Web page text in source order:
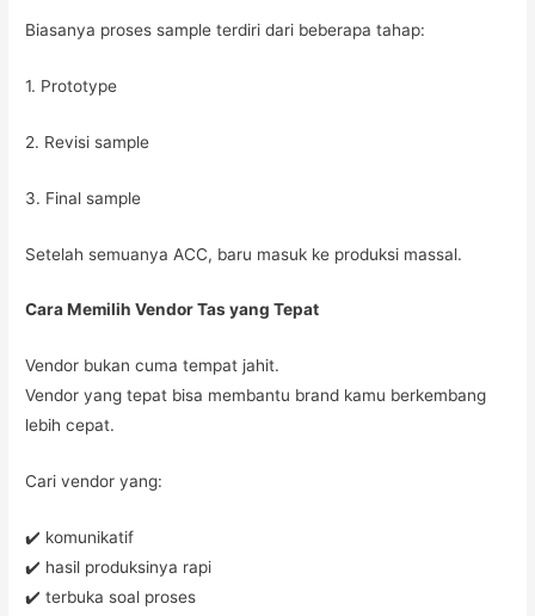
Biasanya proses sample terdiri dari beberapa tahap:
1. Prototype
2. Revisi sample
3. Final sample
Setelah semuanya ACC, baru masuk ke produksi massal.
Cara Memilih Vendor Tas yang Tepat
Vendor bukan cuma tempat jahit.
Vendor yang tepat bisa membantu brand kamu berkembang
lebih cepat.
Cari vendor yang:
✔️ komunikatif
✔️ hasil produksinya rapi
✔️ terbuka soal proses